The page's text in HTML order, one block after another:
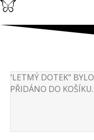
“LETMÝ DOTEK” BYLO
PŘIDÁNO DO KOŠÍKU.